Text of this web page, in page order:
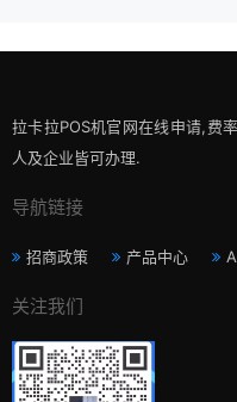
拉卡拉POS机官网在线申请,费
人及企业皆可办理.
导航链接
招商政策 产品中心
关注我们